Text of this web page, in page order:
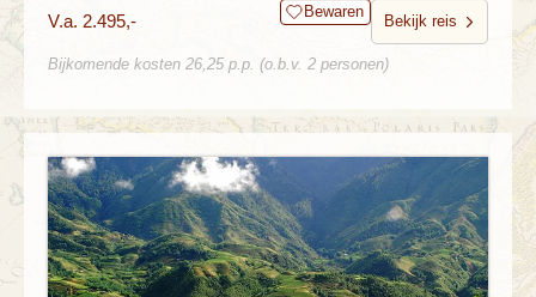
V.a. 2.495,- Bewaren
Bekijk reis
Bijkomende kosten 26,25 p.p. (o.b.v. 2 personen)